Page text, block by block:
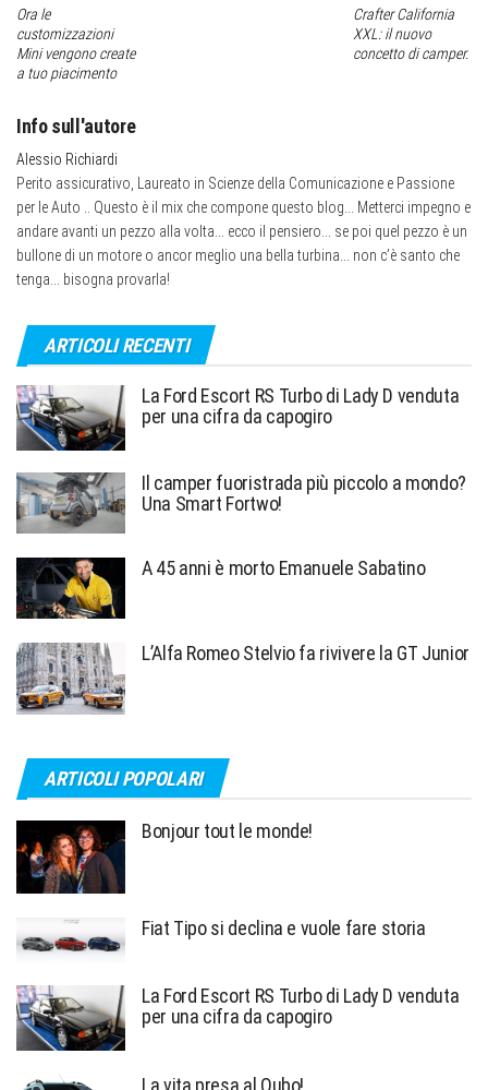
Ora le
customizzazioni
Mini vengono create
a tuo piacimento
Crafter California
XXL: il nuovo
concetto di camper.
Info sull'autore
Alessio Richiardi
Perito assicurativo, Laureato in Scienze della Comunicazione e Passione
per le Auto .. Questo è il mix che compone questo blog... Metterci impegno e
andare avanti un pezzo alla volta... ecco il pensiero... se poi quel pezzo è un
bullone di un motore o ancor meglio una bella turbina... non c’è santo che
tenga... bisogna provarla!
ARTICOLI RECENTI
La Ford Escort RS Turbo di Lady D venduta
per una cifra da capogiro
Il camper fuoristrada più piccolo a mondo?
Una Smart Fortwo!
A 45 anni è morto Emanuele Sabatino
L’Alfa Romeo Stelvio fa rivivere la GT Junior
ARTICOLI POPOLARI
Bonjour tout le monde!
Fiat Tipo si declina e vuole fare storia
La Ford Escort RS Turbo di Lady D venduta
per una cifra da capogiro
La vita presa al Qubo!